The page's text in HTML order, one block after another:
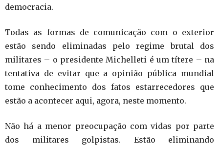
democracia.
Todas as formas de comunicação com o exterior
estão sendo eliminadas pelo regime brutal dos
militares – o presidente Michelleti é um títere – na
tentativa de evitar que a opinião pública mundial
tome conhecimento dos fatos estarrecedores que
estão a acontecer aqui, agora, neste momento.
Não há a menor preocupação com vidas por parte
dos militares golpistas. Estão eliminando